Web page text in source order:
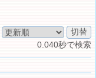
0.040秒で検索